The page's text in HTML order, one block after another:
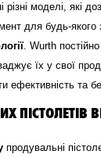
різні моделі, які
для будь-якого
. Wurth
їх у свої
ефективність та
ПІСТОЛЕТІВ
продувальні